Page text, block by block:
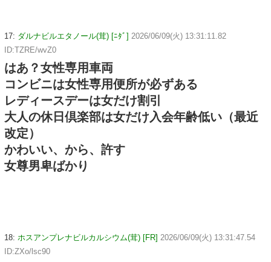
17: ダルナビルエタノール(茸) [ﾆﾀﾞ] 2026/06/09(火) 13:31:11.82
ID:TZRE/wvZ0
はあ？女性専用車両
コンビニは女性専用便所が必ずある
レディースデーは女だけ割引
大人の休日倶楽部は女だけ入会年齢低い（最近
改定）
かわいい、から、許す
女尊男卑ばかり
18: ホスアンプレナビルカルシウム(茸) [FR] 2026/06/09(火) 13:31:47.54
ID:ZXo/lsc90